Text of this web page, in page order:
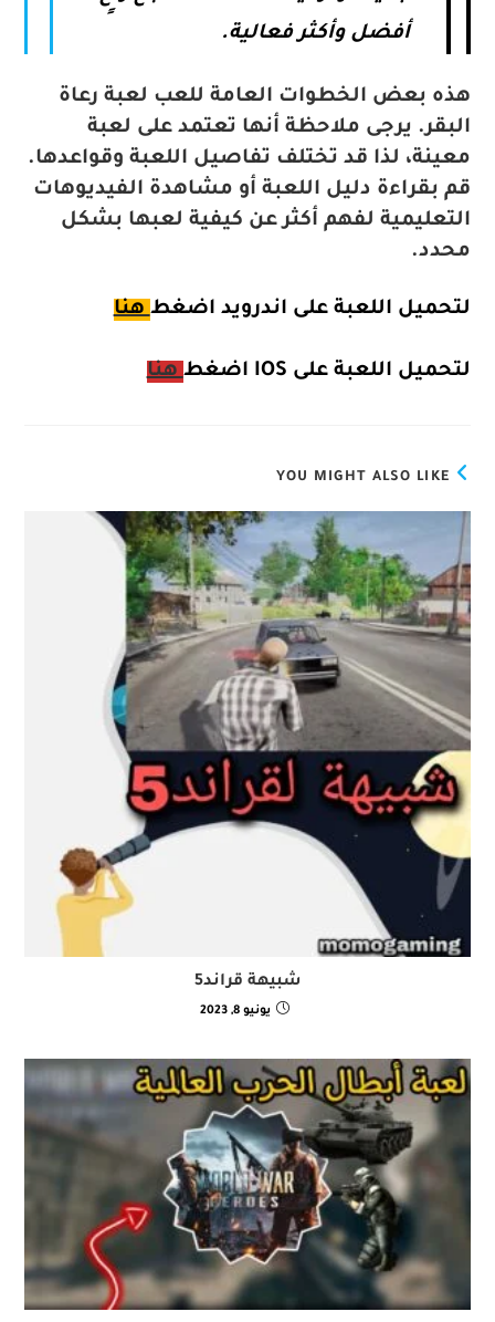
أفضل وأكثر فعالية.
هذه بعض الخطوات العامة للعب لعبة رعاة
البقر. يرجى ملاحظة أنها تعتمد على لعبة
معينة، لذا قد تختلف تفاصيل اللعبة وقواعدها.
قم بقراءة دليل اللعبة أو مشاهدة الفيديوهات
التعليمية لفهم أكثر عن كيفية لعبها بشكل
محدد.
لتحميل اللعبة على اندرويد اضغطهنا
لتحميل اللعبة على IOS اضغطهنا
YOU MIGHT ALSO LIKE
شبيهة قراند5
يونيو 8, 2023